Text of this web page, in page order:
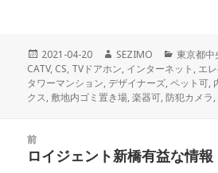
投
稿
日:
2021-04-20
作
成
者
SEZIMO
カ
テ
ゴ
リ
東京都中
CATV, CS, TVドアホン, インターネット , エ
タワーマンション,デザイナーズ,ペット可,
クス, 敷地内ゴミ置き場,楽器可,防犯カメラ,
前
前
ロイジェント新橋有益な情報